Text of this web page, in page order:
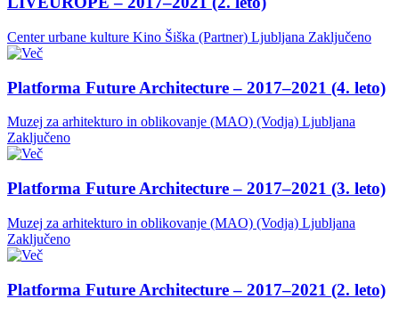
Center urbane kulture Kino Šiška (Partner) Ljubljana Zaključeno
Platforma Future Architecture – 2017–2021 (4. leto)
Muzej za arhitekturo in oblikovanje (MAO) (Vodja) Ljubljana
Zaključeno
Platforma Future Architecture – 2017–2021 (3. leto)
Muzej za arhitekturo in oblikovanje (MAO) (Vodja) Ljubljana
Zaključeno
Platforma Future Architecture – 2017–2021 (2. leto)